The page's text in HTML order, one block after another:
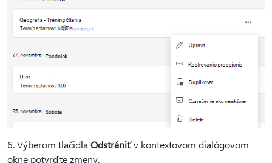
6. Výberom tlačidla Odstrániťv kontextovom dialógovom
okne potvrďte zmeny.